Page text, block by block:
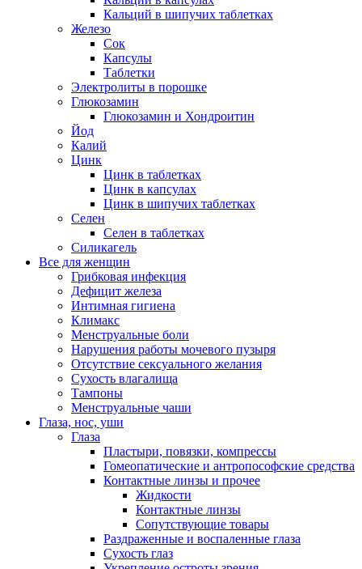
Кальций в шипучих таблетках
Железо
Сок
Капсулы
Таблетки
Электролиты в порошке
Глюкозамин
Глюкозамин и Хондроитин
Йод
Калий
Цинк
Цинк в таблетках
Цинк в капсулах
Цинк в шипучих таблетках
Селен
Селен в таблетках
Силикагель
Все для женщин
Грибковая инфекция
Дефицит железа
Интимная гигиена
Климакс
Менструальные боли
Нарушения работы мочевого пузыря
Отсутствие сексуального желания
Сухость влагалища
Тампоны
Менструальные чаши
Глаза, нос, уши
Глаза
Пластыри, повязки, компрессы
Гомеопатические и антропософские средства
Контактные линзы и прочее
Жидкости
Контактные линзы
Сопутствующие товары
Раздраженные и воспаленные глаза
Сухость глаз